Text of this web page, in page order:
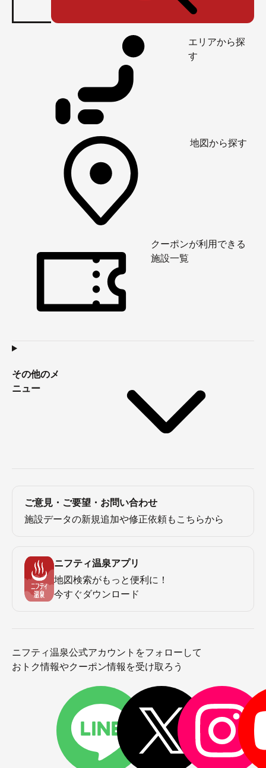
エリアから探
す
地図から探す
クーポンが利用できる
施設一覧
その他のメ
ニュー
ご意見・ご要望・お問い合わせ
施設データの新規追加や修正依頼もこちらから
ニフティ温泉アプリ
地図検索がもっと便利に！
今すぐダウンロード
ニフティ温泉公式アカウントをフォローして
おトク情報やクーポン情報を受け取ろう